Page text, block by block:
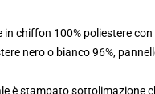
in chiffon 100% poliestere
nero o bianco 96%,
è stampato sottolimazione